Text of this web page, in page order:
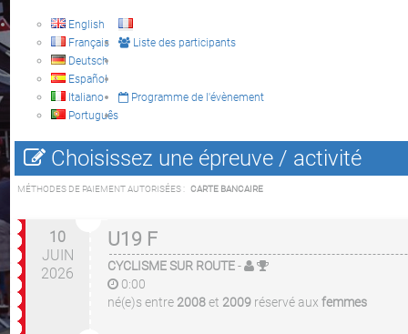
English
Français
Deutsch
Español
Italiano
Português
Liste des participants
Programme de l'évènement
Choisissez une épreuve / activité
MÉTHODES DE PAIEMENT AUTORISÉES : CARTE BANCAIRE
10
JUIN
2026
U19 F
CYCLISME SUR ROUTE-
0:00
né(e)s entre 2008et 2009 réservé aux femmes